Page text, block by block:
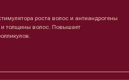
роста волос и антиандрогены
и толщины волос. Повышает